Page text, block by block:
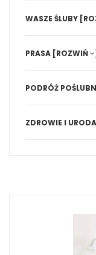
WASZE ŚLUBY
PRASA [ROZWIŃ ]
PODRÓŻ
ZDROWIE I URODA